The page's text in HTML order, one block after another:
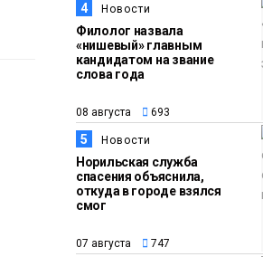
4 Новости
Филолог назвала
«нишевый» главным
кандидатом на звание
слова года
08 августа 693
5 Новости
Норильская служба
спасения объяснила,
откуда в городе взялся
смог
07 августа 747